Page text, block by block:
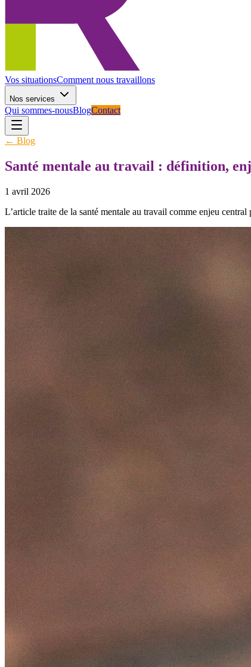
Vos situationsComment nous travaillons
Nos services
Qui sommes-nousBlogContact
← Blog
Santé mentale au travail : définition,
1 avril 2026
L’article traite de la santé mentale au travail comme enjeu